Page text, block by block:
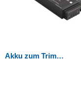
Akku zum Trimble TX8 Scanner